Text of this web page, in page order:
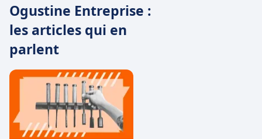
Ogustine Entreprise :
les articles qui en
parlent